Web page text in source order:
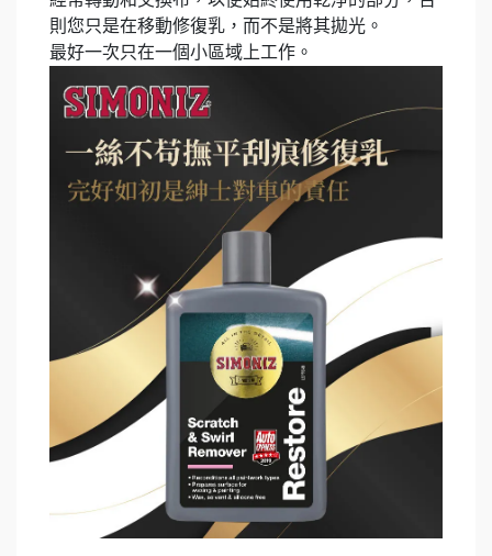
則您只是在移動修復乳，而不是將其拋光。
最好一次只在一個小區域上工作。